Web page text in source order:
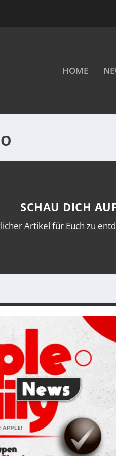
HOME
SCHAU DICH
Artikel für Euch zu